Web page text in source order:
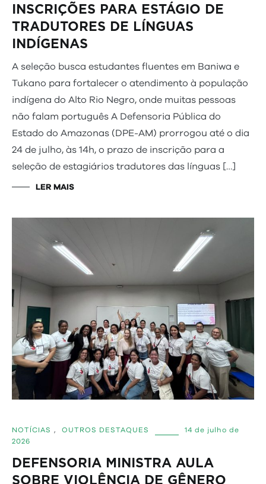
INSCRIÇÕES PARA ESTÁGIO DE
TRADUTORES DE LÍNGUAS
INDÍGENAS
A seleção busca estudantes fluentes em Baniwa e
Tukano para fortalecer o atendimento à população
indígena do Alto Rio Negro, onde muitas pessoas
não falam português A Defensoria Pública do
Estado do Amazonas (DPE-AM) prorrogou até o dia
24 de julho, às 14h, o prazo de inscrição para a
seleção de estagiários tradutores das línguas […]
LER MAIS
NOTÍCIAS , OUTROS DESTAQUES
14 de julho de
2026
DEFENSORIA MINISTRA AULA
SOBRE VIOLÊNCIA DE GÊNERO